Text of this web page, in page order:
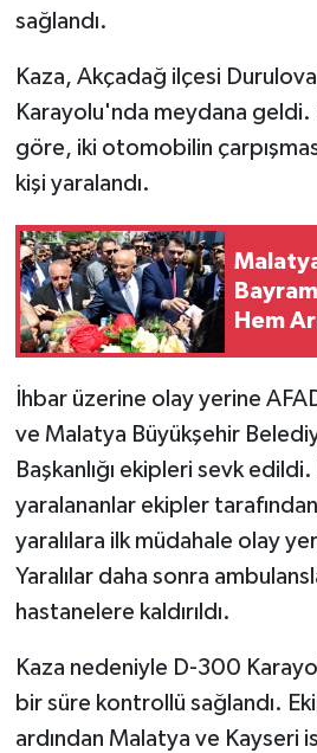
sağlandı.
Kaza, Akçadağ ilçesi
Karayolu'nda meydana geldi.
göre, iki otomobilin
kişi yaralandı.
Hem
İhbar üzerine olay yerine
ve Malatya Büyükşehir
Başkanlığı ekipleri sevk
yaralananlar ekipler tarafından
yaralılara ilk müdahale olay
Yaralılar daha sonra
hastanelere kaldırıldı.
Kaza nedeniyle D-300
bir süre kontrollü sağlandı.
ardından Malatya ve Kayseri